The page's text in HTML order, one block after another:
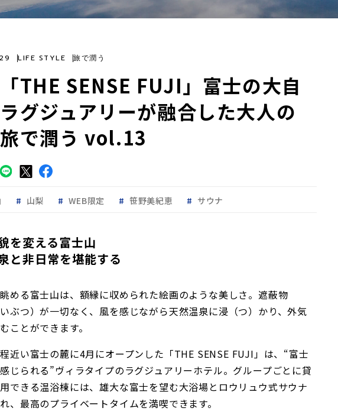
THE SENSE FUJI」富士の大自
グジュアリーが融合した大人の
で潤う vol.13
LIFE STYLE 旅で潤う
山梨 WEB限定 笹野美紀恵 サウナ
を変える富士山
と非日常を堪能する
める富士山は、額縁に収められた絵画のような美しさ。遮蔽物
いぶつ）が一切なく、風を感じながら天然温泉に浸（つ）かり、外気
ことができます。
近い富士の麓に4月にオープンした「THE SENSE FUJI」は、“富士
じられる”ヴィラタイプのラグジュアリーホテル。グループごとに貸
できる温浴棟には、雄大な富士を望む大浴場とロウリュウ式サウナ
、最高のプライベートタイムを満喫できます。